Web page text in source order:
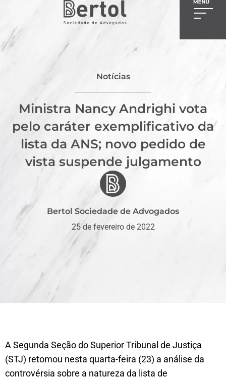
Notícias
Ministra Nancy Andrighi vota
pelo caráter exemplificativo da
lista da ANS; novo pedido de
vista suspende julgamento
Bertol Sociedade de Advogados
25 de fevereiro de 2022
A Segunda Seção do Superior Tribunal de Justiça
(STJ) retomou nesta quarta-feira (23) a análise da
controvérsia sobre a natureza da lista de